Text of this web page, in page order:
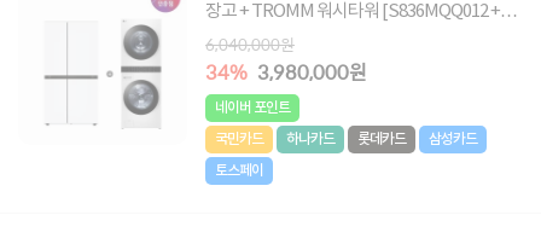
장고 + TROMM 워시타워 [S836MQQ012 +
W2421WAMR]
6,040,000원
34% 3,980,000원
네이버 포인트
국민카드
하나카드 롯데카드
삼성카드
토스페이